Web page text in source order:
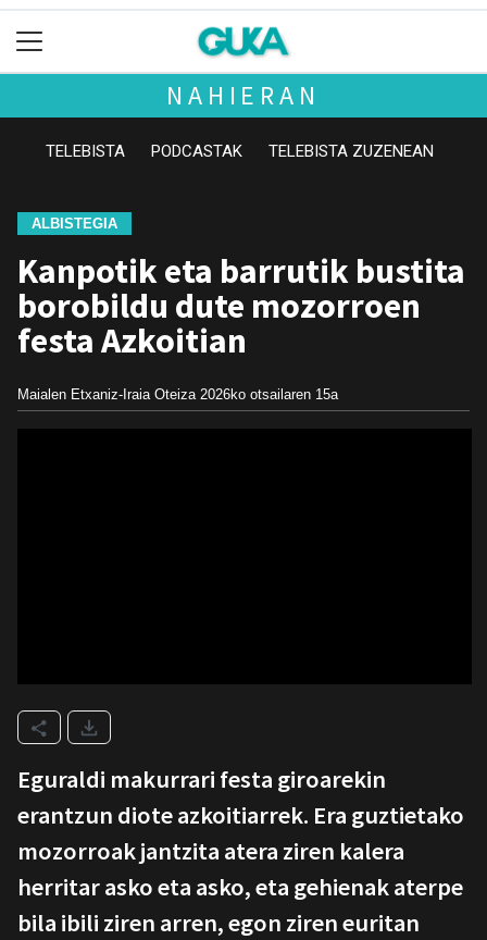
NAHIERAN
TELEBISTA PODCASTAK TELEBISTA ZUZENEAN
ALBISTEGIA
Kanpotik eta barrutik bustita
borobildu dute mozorroen
festa Azkoitian
Maialen Etxaniz-Iraia Oteiza 2026ko otsailaren 15a
Eguraldi makurrari festa giroarekin
erantzun diote azkoitiarrek. Era guztietako
mozorroak jantzita atera ziren kalera
herritar asko eta asko, eta gehienak aterpe
bila ibili ziren arren, egon ziren euritan